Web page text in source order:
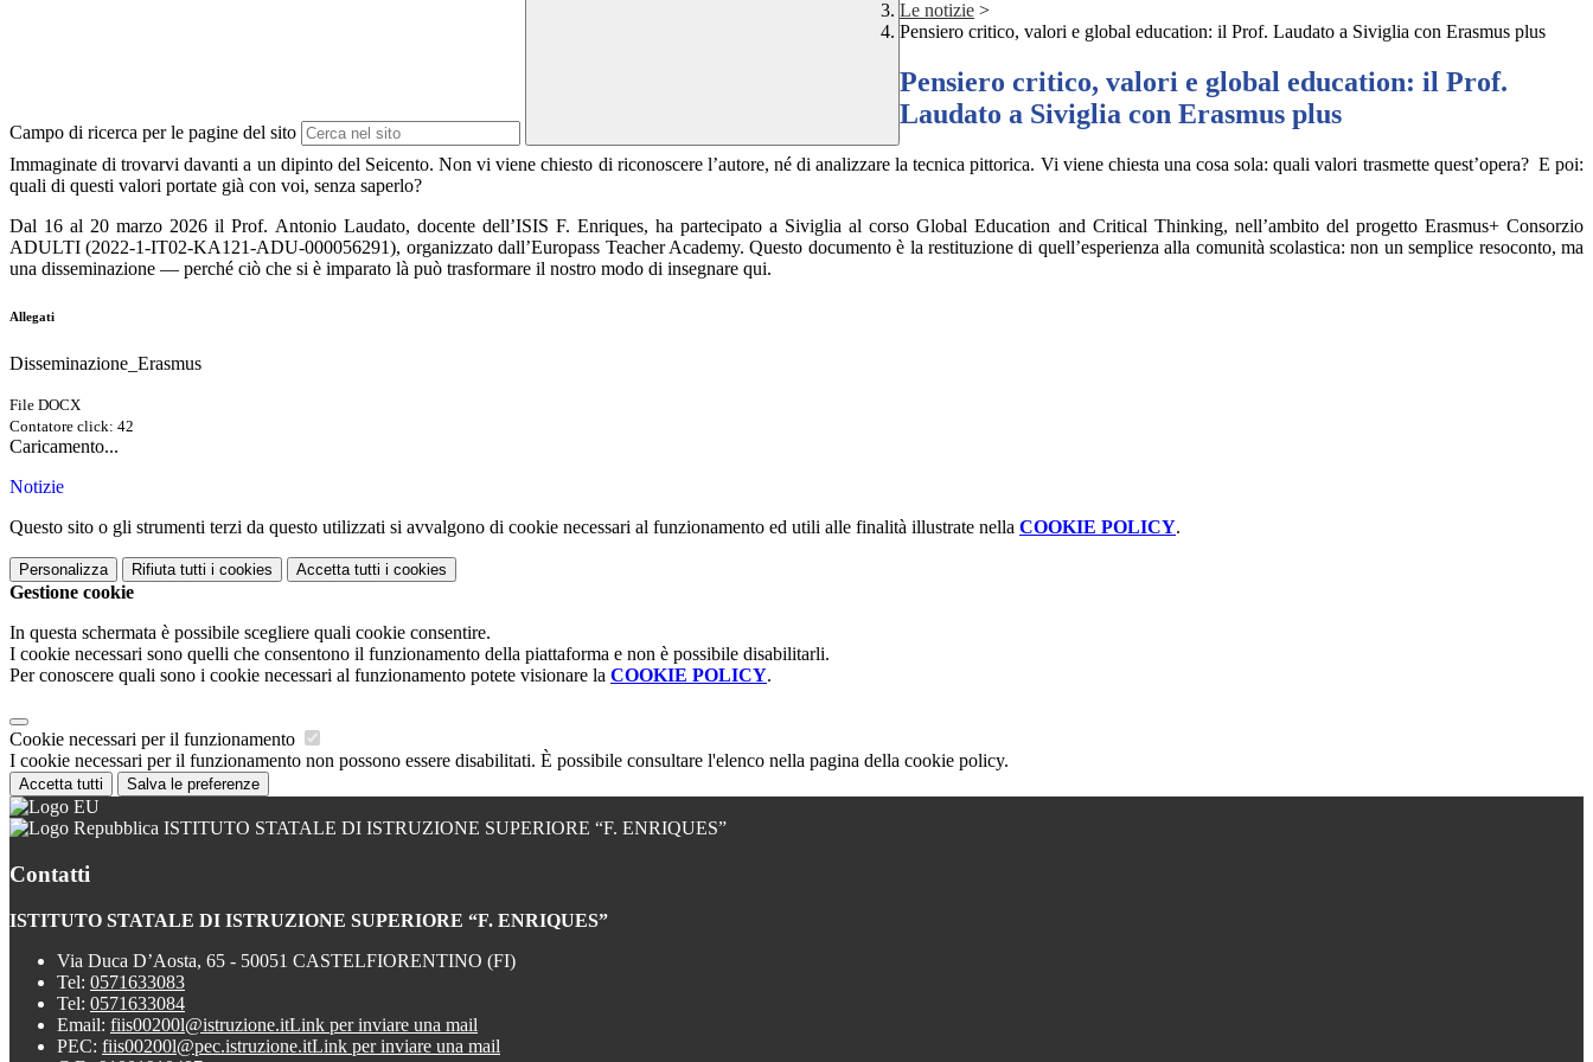
Campo di ricerca per le pagine del sito
Le notizie >
Pensiero critico, valori e global education: il Prof. Laudato a Siviglia con Erasmus plus
Pensiero critico, valori e global education: il Prof.
Laudato a Siviglia con Erasmus plus
Immaginate di trovarvi davanti a un dipinto del Seicento. Non vi viene chiesto di riconoscere l’autore, né di analizzare la tecnica pittorica. Vi viene chiesta una cosa sola: quali valori trasmette quest’opera? E poi:
quali di questi valori portate già con voi, senza saperlo?
Dal 16 al 20 marzo 2026 il Prof. Antonio Laudato, docente dell’ISIS F. Enriques, ha partecipato a Siviglia al corso Global Education and Critical Thinking, nell’ambito del progetto Erasmus+ Consorzio
ADULTI (2022-1-IT02-KA121-ADU-000056291), organizzato dall’Europass Teacher Academy. Questo documento è la restituzione di quell’esperienza alla comunità scolastica: non un semplice resoconto, ma
una disseminazione — perché ciò che si è imparato là può trasformare il nostro modo di insegnare qui.
Allegati
Disseminazione_Erasmus
File DOCX
Contatore click: 42
Caricamento...
Notizie
Questo sito o gli strumenti terzi da questo utilizzati si avvalgono di cookie necessari al funzionamento ed utili alle finalità illustrate nella COOKIE POLICY.
Personalizza Rifiuta tutti i cookies Accetta tutti i cookies
Gestione cookie
In questa schermata è possibile scegliere quali cookie consentire.
I cookie necessari sono quelli che consentono il funzionamento della piattaforma e non è possibile disabilitarli.
Per conoscere quali sono i cookie necessari al funzionamento potete visionare la COOKIE POLICY.
Cookie necessari per il funzionamento
I cookie necessari per il funzionamento non possono essere disabilitati. È possibile consultare l'elenco nella pagina della cookie policy.
Accetta tutti Salva le preferenze
ISTITUTO STATALE DI ISTRUZIONE SUPERIORE “F. ENRIQUES”
Contatti
ISTITUTO STATALE DI ISTRUZIONE SUPERIORE “F. ENRIQUES”
Via Duca D’Aosta, 65 - 50051 CASTELFIORENTINO (FI)
Tel: 0571633083
Tel: 0571633084
Email: fiis00200l@istruzione.itLink per inviare una mail
PEC: fiis00200l@pec.istruzione.itLink per inviare una mail